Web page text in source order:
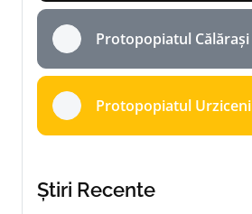
Protopopiatul Călărași
Protopopiatul Urziceni
Știri Recente